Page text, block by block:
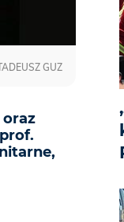
GUZ